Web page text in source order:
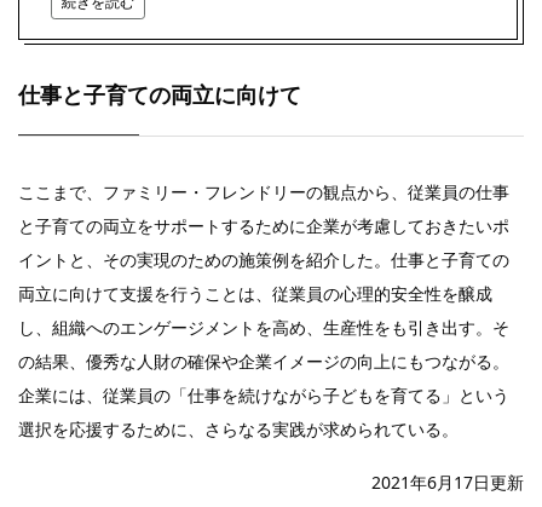
仕事と子育ての両立に向けて
ここまで、ファミリー・フレンドリーの観点から、従業員の仕事
と子育ての両立をサポートするために企業が考慮しておきたいポ
イントと、その実現のための施策例を紹介した。仕事と子育ての
両立に向けて支援を行うことは、従業員の心理的安全性を醸成
し、組織へのエンゲージメントを高め、生産性をも引き出す。そ
の結果、優秀な人財の確保や企業イメージの向上にもつながる。
企業には、従業員の「仕事を続けながら子どもを育てる」という
選択を応援するために、さらなる実践が求められている。
2021年6月17日更新